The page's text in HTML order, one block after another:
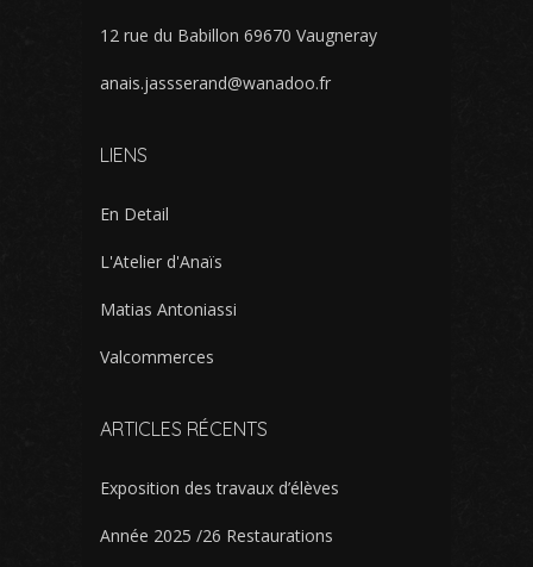
12 rue du Babillon 69670 Vaugneray
anais.jassserand@wanadoo.fr
LIENS
En Detail
L'Atelier d'Anaïs
Matias Antoniassi
Valcommerces
ARTICLES RÉCENTS
Exposition des travaux d’élèves
Année 2025 /26 Restaurations